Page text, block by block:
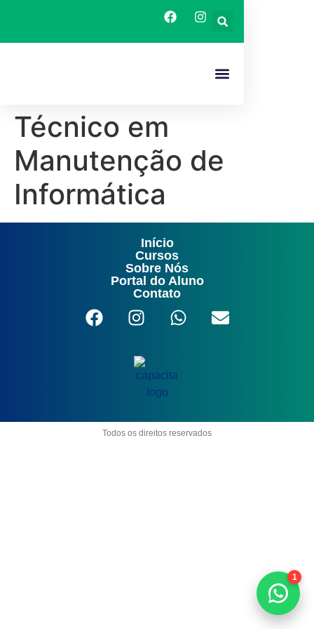
Técnico em
Manutenção de
Informática
Início
Cursos
Sobre Nós
Portal do Aluno
Contato
Todos os direitos reservados
1